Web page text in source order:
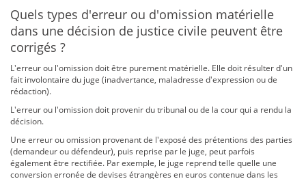
Quels types d'erreur ou d'omission matérielle
dans une décision de justice civile peuvent être
corrigés ?
L'erreur ou l'omission doit être purement matérielle. Elle doit résulter d'un
fait involontaire du juge (inadvertance, maladresse d'expression ou de
rédaction).
L'erreur ou l'omission doit provenir du tribunal ou de la cour qui a rendu la
décision.
Une erreur ou omission provenant de l'exposé des prétentions des parties
(demandeur ou défendeur), puis reprise par le juge, peut parfois
également être rectifiée. Par exemple, le juge reprend telle quelle une
conversion erronée de devises étrangères en euros contenue dans les